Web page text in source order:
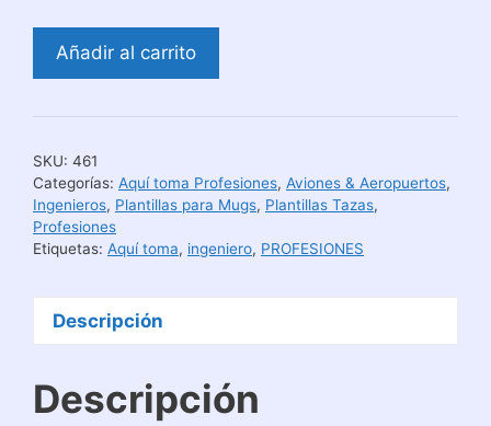
Diseños
Tazas
Toma
Ingeniero
Aeronáutico
cantidad
Añadir al carrito
SKU: 461
Categorías: Aquí toma Profesiones, Aviones & Aeropuertos,
Ingenieros, Plantillas para Mugs, Plantillas Tazas,
Profesiones
Etiquetas: Aquí toma, ingeniero, PROFESIONES
Descripción
Descripción